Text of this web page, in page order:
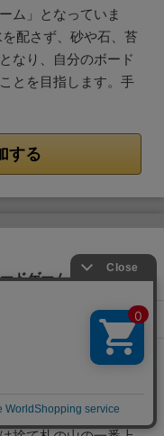
ム」となっていま
配さず、砂や石、苔
なり、自分のボード
とを目指します。手
する
ドゲーム！
あり
手札を配り、山札
つです。 1.手札を1